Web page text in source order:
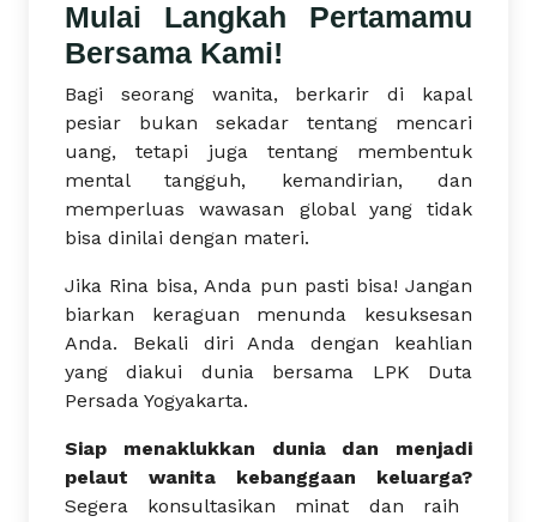
Mulai Langkah Pertamamu
Bersama Kami!
Bagi seorang wanita, berkarir di kapal
pesiar bukan sekadar tentang mencari
uang, tetapi juga tentang membentuk
mental tangguh, kemandirian, dan
memperluas wawasan global yang tidak
bisa dinilai dengan materi.
Jika Rina bisa, Anda pun pasti bisa! Jangan
biarkan keraguan menunda kesuksesan
Anda. Bekali diri Anda dengan keahlian
yang diakui dunia bersama LPK Duta
Persada Yogyakarta.
Siap menaklukkan dunia dan menjadi
pelaut wanita kebanggaan keluarga?
Segera konsultasikan minat dan raih